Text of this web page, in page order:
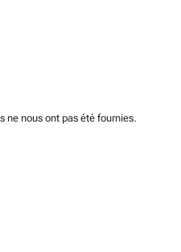
ne nous ont pas été fournies.